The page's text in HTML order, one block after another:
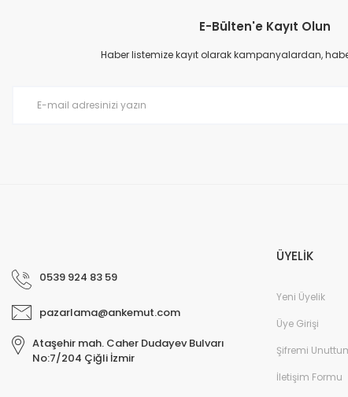
Ürün resmi kalitesiz, bozuk veya görüntülenemiyor.
Ürün açıklamasında eksik bilgiler bulunuyor.
E-Bülten'e Kayıt Olun
Haber listemize kayıt olarak kampanyalardan,
0539 924 83 59
pazarlama@ankemut.com
Ataşehir mah. Caher Dudayev Bulvarı
No:7/204 Çiğli İzmir
ÜYELİK
Yeni Üyelik
Üye Girişi
Şifremi
İletişim Formu